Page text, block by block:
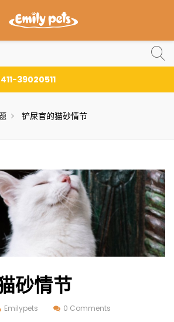
39020511
铲屎官的猫砂情节
砂情节
Emilypets 0 Comments